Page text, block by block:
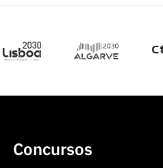
Concursos